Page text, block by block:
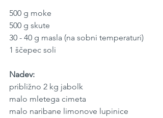
500 g moke
500 g skute
30 - 40 g masla (na sobni temperaturi)
1 ščepec soli
Nadev:
približno 2 kg jabolk
malo mletega cimeta
malo naribane limonove lupinice